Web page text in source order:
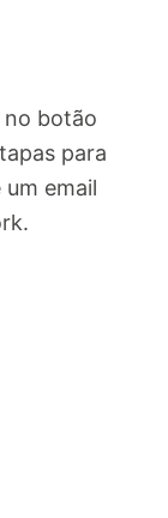
no botão
para
email
.